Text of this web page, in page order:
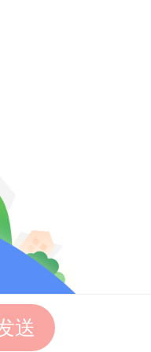
自
焦稀
以广
“山
送